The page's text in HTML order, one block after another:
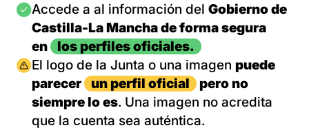
Imagen
Accede a al información del Gobierno de
Castilla-La Mancha de forma segura
en
los perfiles oficiales.
Imagen
El logo de la Junta o una imagen puede
parecer
un perfil oficial
pero no
siempre lo es. Una imagen no acredita
que la cuenta sea auténtica.